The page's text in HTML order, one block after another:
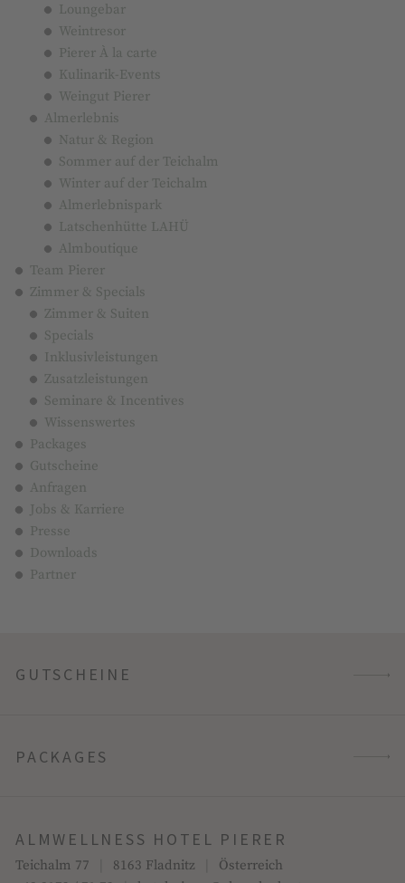
Loungebar
Weintresor
Pierer À la carte
Kulinarik-Events
Weingut Pierer
Almerlebnis
Natur & Region
Sommer auf der Teichalm
Winter auf der Teichalm
Almerlebnispark
Latschenhütte LAHÜ
Almboutique
Team Pierer
Zimmer & Specials
Zimmer & Suiten
Specials
Inklusivleistungen
Zusatzleistungen
Seminare & Incentives
Wissenswertes
Packages
Gutscheine
Anfragen
Jobs & Karriere
Presse
Downloads
Partner
GUTSCHEINE
PACKAGES
ALMWELLNESS HOTEL PIERER
Teichalm 77 8163 Fladnitz
Österreich